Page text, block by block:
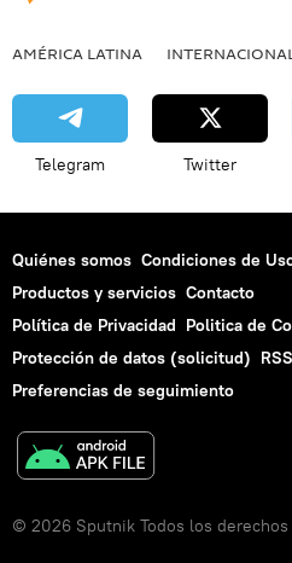
AMÉRICA LATINA
Telegram Twitter
Quiénes somos Condiciones de
Productos y servicios Contacto
Política de Privacidad Politica de
Protección de datos (solicitud) RSS
Preferencias de seguimiento
© 2026 Sputnik Todos los derechos